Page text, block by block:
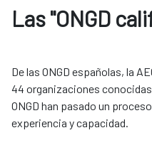
Las "ONGD
De las ONGD españolas, la
44 organizaciones conocidas
ONGD han pasado un
experiencia y capacidad.